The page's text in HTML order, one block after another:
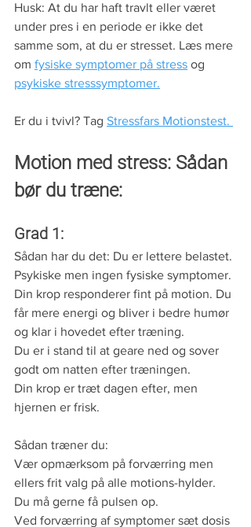
Husk: At du har haft travlt eller været
under pres i en periode er ikke det
samme som, at du er stresset. Læs mere
om fysiske symptomer på stress og
psykiske stresssymptomer.
Er du i tvivl? Tag Stressfars Motionstest.
Motion med stress: Sådan
bør du træne:
Grad 1:
Sådan har du det: Du er lettere belastet.
Psykiske men ingen fysiske symptomer.
Din krop responderer fint på motion. Du
får mere energi og bliver i bedre humør
og klar i hovedet efter træning.
Du er i stand til at geare ned og sover
godt om natten efter træningen.
Din krop er træt dagen efter, men
hjernen er frisk.
Sådan træner du:
Vær opmærksom på forværring men
ellers frit valg på alle motions-hylder.
Du må gerne få pulsen op.
Ved forværring af symptomer sæt dosis